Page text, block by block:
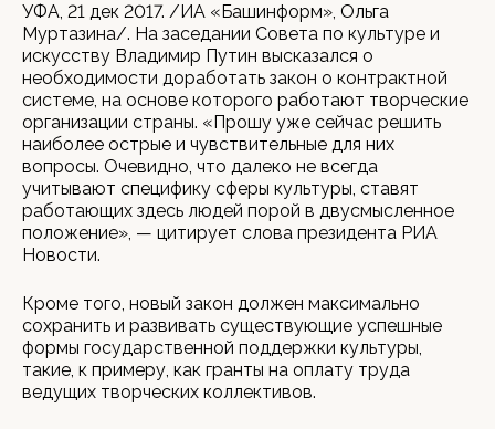
УФА, 21 дек 2017. /ИА «Башинформ», Ольга
Муртазина/. На заседании Совета по культуре и
искусству Владимир Путин высказался о
необходимости доработать закон о контрактной
системе, на основе которого работают творческие
организации страны. «Прошу уже сейчас решить
наиболее острые и чувствительные для них
вопросы. Очевидно, что далеко не всегда
учитывают специфику сферы культуры, ставят
работающих здесь людей порой в двусмысленное
положение», — цитирует слова президента РИА
Новости.
Кроме того, новый закон должен максимально
сохранить и развивать существующие успешные
формы государственной поддержки культуры,
такие, к примеру, как гранты на оплату труда
ведущих творческих коллективов.